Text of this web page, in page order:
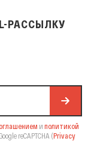
РАССЫЛКУ
и политикой
reCAPTCHA (Privacy